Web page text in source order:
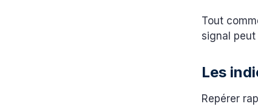
Tout
signal
Les
Repérer